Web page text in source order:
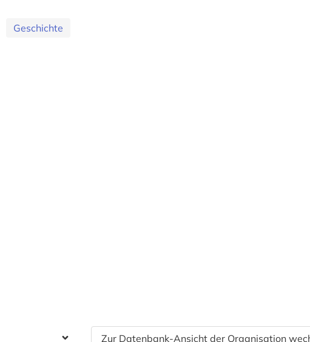
Geschichte
Zur Datenbank-Ansicht der Organisation